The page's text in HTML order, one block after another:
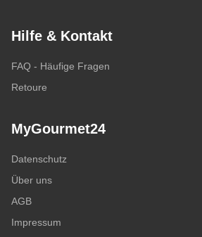
Hilfe & Kontakt
FAQ - Häufige Fragen
Retoure
MyGourmet24
Datenschutz
Über uns
AGB
Impressum